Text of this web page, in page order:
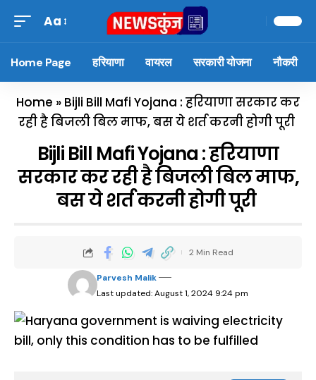
Aa
Home Page हरियाणा वायरल सरकारी योजना नौकरी
Home » Bijli Bill Mafi Yojana : हरियाणा सरकार कर
रही है बिजली बिल माफ, बस ये शर्त करनी होगी पूरी
Bijli Bill Mafi Yojana : हरियाणा
सरकार कर रही है बिजली बिल माफ,
बस ये शर्त करनी होगी पूरी
Last updated: August 1, 2024 9:24 pm
Parvesh Malik
2 Min Read